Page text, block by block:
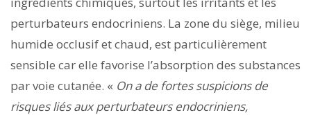
perturbateurs endocriniens. La zone du siège, milieu
humide occlusif et chaud, est particulièrement
sensible car elle favorise l’absorption des substances
par voie cutanée. « On a de fortes suspicions de
risques liés aux perturbateurs endocriniens,